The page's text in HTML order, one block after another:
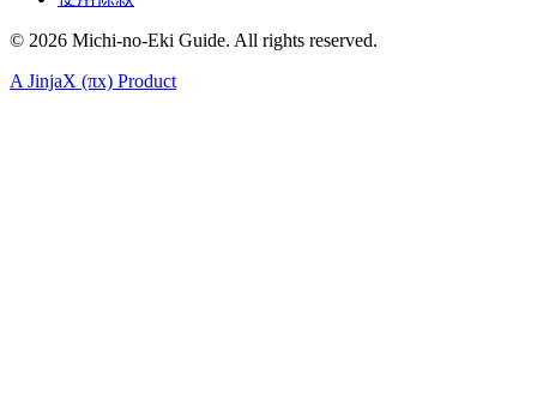
© 2026 Michi-no-Eki Guide. All rights reserved.
A JinjaX (πx) Product